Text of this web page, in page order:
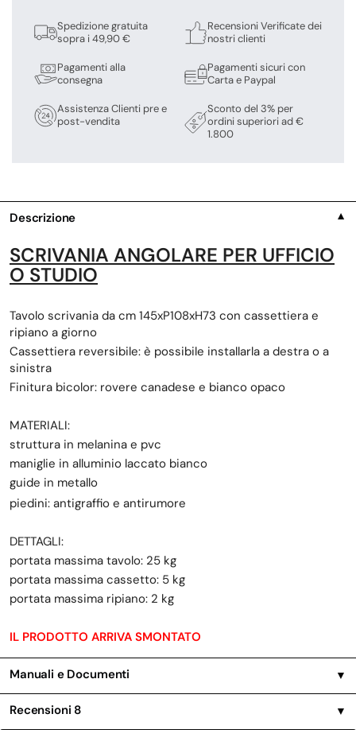
Spedizione gratuita
sopra i 49,90 €
Pagamenti alla
consegna
Assistenza Clienti pre e
post-vendita
Recensioni Verificate dei
nostri clienti
Pagamenti sicuri con
Carta e Paypal
Sconto del 3% per
ordini superiori ad €
1.800
Descrizione ▼
SCRIVANIA ANGOLARE PER UFFICIO
O STUDIO
Tavolo scrivania da cm 145xP108xH73 con cassettiera e
ripiano a giorno
Cassettiera reversibile: è possibile installarla a destra o a
sinistra
Finitura bicolor: rovere canadese e bianco opaco
MATERIALI:
struttura in melanina e pvc
maniglie in alluminio laccato bianco
guide in metallo
piedini: antigraffio e antirumore
DETTAGLI:
portata massima tavolo: 25 kg
portata massima cassetto: 5 kg
portata massima ripiano: 2 kg
IL PRODOTTO ARRIVA SMONTATO
Manuali e Documenti ▼
Recensioni 8 ▼